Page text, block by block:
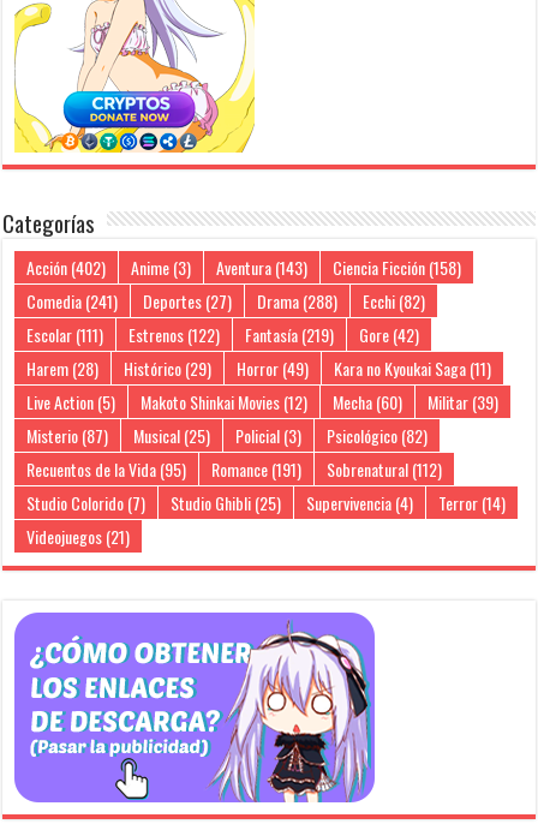
Categorías
Acción(402) Anime(3) Aventura(143) Ciencia Ficción(158)
Comedia(241) Deportes(27) Drama(288) Ecchi(82)
Escolar(111) Estrenos(122) Fantasía(219) Gore(42)
Harem(28) Histórico(29) Horror(49) Kara no Kyoukai Saga(11)
Live Action(5) Makoto Shinkai Movies(12) Mecha(60) Militar(39)
Misterio(87) Musical(25) Policial(3) Psicológico(82)
Recuentos de la Vida(95) Romance(191) Sobrenatural(112)
Studio Colorido(7) Studio Ghibli(25) Supervivencia(4) Terror(14)
Videojuegos(21)